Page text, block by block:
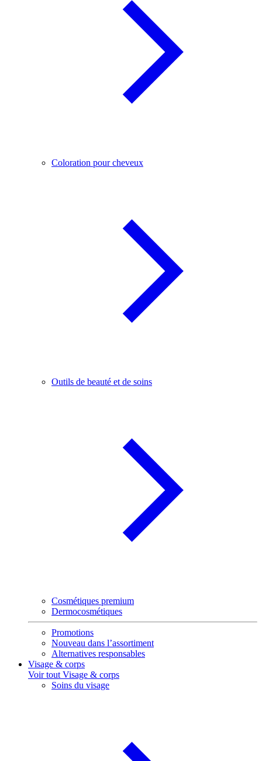
Coloration pour cheveux
Outils de beauté et de soins
Cosmétiques premium
Dermocosmétiques
Promotions
Nouveau dans l’assortiment
Alternatives responsables
Visage & corps
Voir tout Visage & corps
Soins du visage